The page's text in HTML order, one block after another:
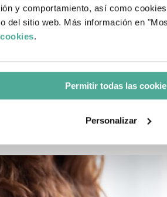
y comportamiento, así como
del sitio web. Más información en
.
Permitir todas las
Personalizar
evitar antes de comprar